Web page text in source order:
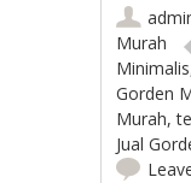
Murah
Minimalis
Gorden
Murah,
Jual